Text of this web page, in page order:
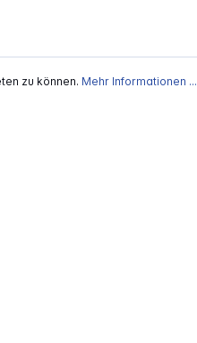
zu können. Mehr Informationen ...